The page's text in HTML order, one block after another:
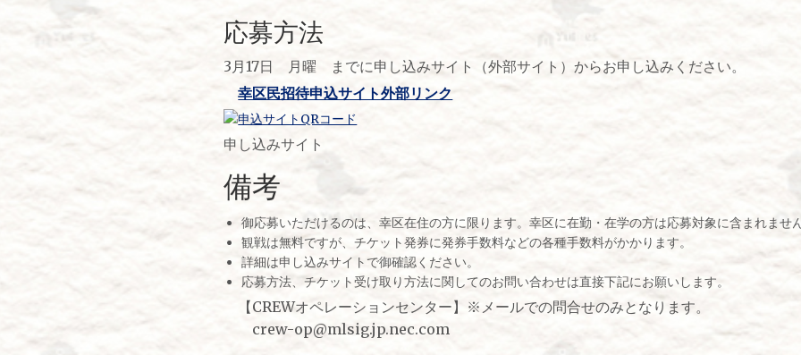
応募方法
3月17日 月曜 までに申し込みサイト（外部サイト）からお申し込みください。
幸区民招待申込サイト外部リンク
申し込みサイト
備考
御応募いただけるのは、幸区在住の方に限ります。幸区に在勤・在学の方は応募対象に含まれませ
観戦は無料ですが、チケット発券に発券手数料などの各種手数料がかかります。
詳細は申し込みサイトで御確認ください。
応募方法、チケット受け取り方法に関してのお問い合わせは直接下記にお願いします。
【CREWオペレーションセンター】※メールでの問合せのみとなります。
crew-op@mlsig.jp.nec.com